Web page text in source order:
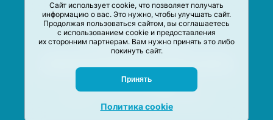
Сайт использует cookie, что позволяет получать
информацию о вас. Это нужно, чтобы улучшать сайт.
Продолжая пользоваться сайтом, вы соглашаетесь
с использованием cookie и предоставления
их сторонним партнерам. Вам нужно принять это либо
покинуть сайт.
Принять
Политика cookie
систематизации акций и скидок на товары и услуги в РФ
Задать вопрос
© M-Social production 2020 –2026